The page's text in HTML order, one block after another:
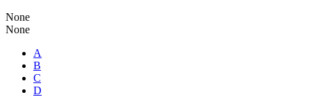
None
None
A
B
C
D